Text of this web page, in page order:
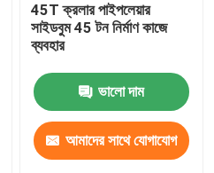
45T ক্রলার পাইপলেয়ার
সাইডবুম 45 টন নির্মাণ কাজে
ব্যবহার
ভালো দাম
আমাদের সাথে যোগাযোগ